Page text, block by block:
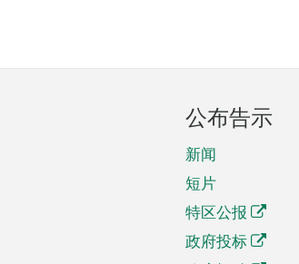
公布告示
新闻
短片
特区公报
政府投标